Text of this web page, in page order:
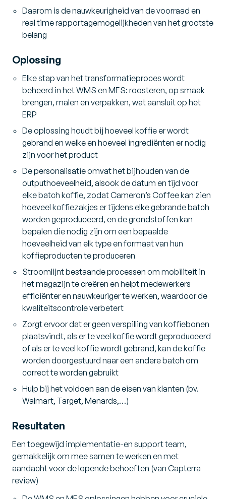
Daarom is de nauwkeurigheid van de voorraad en
real time rapportagemogelijkheden van het grootste
belang
Oplossing
Elke stap van het transformatieproces wordt
beheerd in het WMS en MES: roosteren, op smaak
brengen, malen en verpakken, wat aansluit op het
ERP
De oplossing houdt bij hoeveel koffie er wordt
gebrand en welke en hoeveel ingrediënten er nodig
zijn voor het product
De personalisatie omvat het bijhouden van de
outputhoeveelheid, alsook de datum en tijd voor
elke batch koffie, zodat Cameron’s Coffee kan zien
hoeveel koffiezakjes er tijdens elke gebrande batch
worden geproduceerd, en de grondstoffen kan
bepalen die nodig zijn om een bepaalde
hoeveelheid van elk type en formaat van hun
koffieproducten te produceren
Stroomlijnt bestaande processen om mobiliteit in
het magazijn te creëren en helpt medewerkers
efficiënter en nauwkeuriger te werken, waardoor de
kwaliteitscontrole verbetert
Zorgt ervoor dat er geen verspilling van koffiebonen
plaatsvindt, als er te veel koffie wordt geproduceerd
of als er te veel koffie wordt gebrand, kan de koffie
worden doorgestuurd naar een andere batch om
correct te worden gebruikt
Hulp bij het voldoen aan de eisen van klanten (bv.
Walmart, Target, Menards,…)
Resultaten
Een toegewijd implementatie-en support team,
gemakkelijk om mee samen te werken en met
aandacht voor de lopende behoeften (van Capterra
review)